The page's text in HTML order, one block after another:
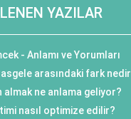
YAZILAR
- Anlamı ve Yorumları
arasındaki fark
almak ne anlama geliyor?
nasıl optimize edilir?